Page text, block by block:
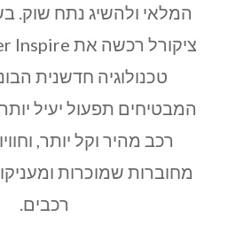
טכנולוגיה חדשנית
המבטיחים תפעול יעיל
רכב מהיר וקל יותר,
מחוברות שמוכרות
רכבים.